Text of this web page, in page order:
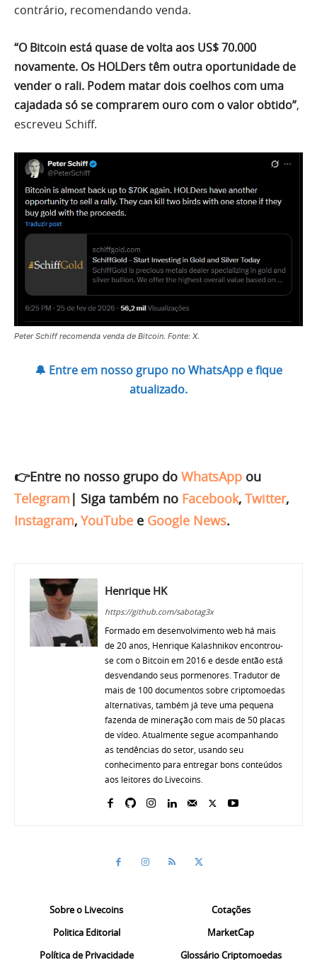
contrário, recomendando venda.
“O Bitcoin está quase de volta aos US$ 70.000
novamente. Os HOLDers têm outra oportunidade de
vender o rali. Podem matar dois coelhos com uma
cajadada só se comprarem ouro com o valor obtido”,
escreveu Schiff.
Peter Schiff recomenda venda de Bitcoin. Fonte: X.
🔔 Entre em nosso grupo no WhatsApp e fique
atualizado.
👉Entre no nosso grupo do WhatsApp ou
Telegram | Siga também no Facebook, Twitter,
Instagram, YouTube e Google News.
Henrique HK
https://github.com/sabotag3x
Formado em desenvolvimento web há mais
de 20 anos, Henrique Kalashnikov encontrou-
se com o Bitcoin em 2016 e desde então está
desvendando seus pormenores. Tradutor de
mais de 100 documentos sobre criptomoedas
alternativas, também já teve uma pequena
fazenda de mineração com mais de 50 placas
de vídeo. Atualmente segue acompanhando
as tendências do setor, usando seu
conhecimento para entregar bons conteúdos
aos leitores do Livecoins.
Sobre o Livecoins
Politica Editorial
Política de Privacidade
Cotações
MarketCap
Glossário Criptomoedas